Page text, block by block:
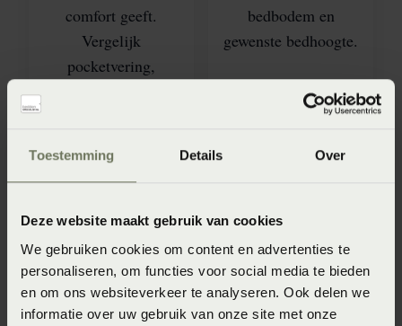
Toestemming Details Over
Deze website maakt gebruik van cookies
We gebruiken cookies om content en advertenties te
personaliseren, om functies voor social media te bieden
en om ons websiteverkeer te analyseren. Ook delen we
informatie over uw gebruik van onze site met onze
comfort geeft.
Vergelijk
pocketvering,
bedbodem en
gewenste bedhoogte.